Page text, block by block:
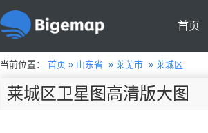
首页
当前位置： 首页» 山东省 » 莱芜市» 莱城区
莱城区卫星图高清版大图